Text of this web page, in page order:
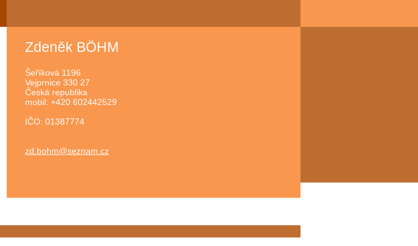
Zdeněk BÖHM
Šeříková 1196
Vejprnice 330 27
Česká republika
mobil: +420 602442529
IČO: 01387774
zd.bohm@seznam.cz